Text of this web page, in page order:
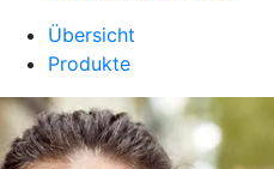
Übersicht
Produkte